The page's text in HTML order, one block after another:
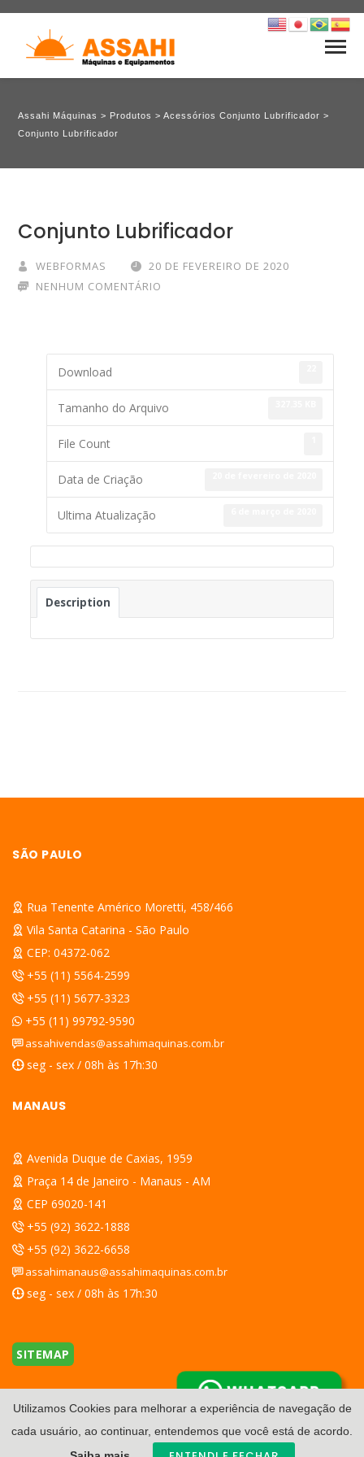
Assahi Máquinas > Produtos >Acessórios Conjunto Lubrificador >
Conjunto Lubrificador
Conjunto Lubrificador
WEBFORMAS
20 DE FEVEREIRO DE 2020
NENHUM COMENTÁRIO
Download
Tamanho do Arquivo
File Count
Data de Criação
Ultima Atualização
Description
SÃO PAULO
Rua Tenente Américo Moretti, 458/466
Vila Santa Catarina - São Paulo
CEP: 04372-062
+55 (11) 5564-2599
+55 (11) 5677-3323
+55 (11) 99792-9590
assahivendas@assahimaquinas.com.br
seg - sex / 08h às 17h:30
MANAUS
Avenida Duque de Caxias, 1959
Praça 14 de Janeiro - Manaus - AM
CEP 69020-141
+55 (92) 3622-1888
+55 (92) 3622-6658
assahimanaus@assahimaquinas.com.br
seg - sex / 08h às 17h:30
SITEMAP
WHATSAPP
Utilizamos Cookies para melhorar a experiência de navegação de
cada usuário, ao continuar, entendemos que você está de acordo.